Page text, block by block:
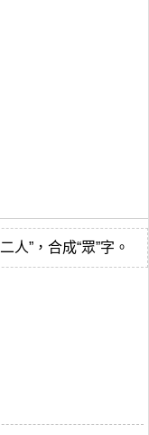
人”，合成“眾”字。